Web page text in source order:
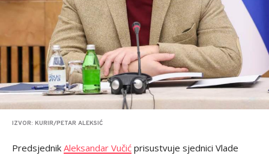
IZVOR: KURIR/PETAR ALEKSIĆ
Predsjednik Aleksandar Vučić prisustvuje sjednici Vlade